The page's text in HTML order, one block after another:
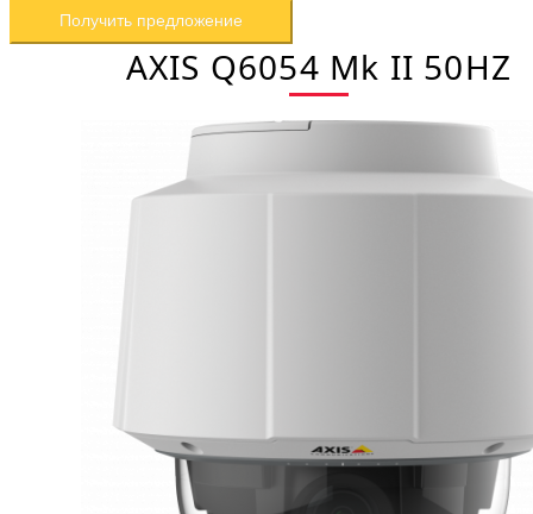
Получить предложение
AXIS Q6054 Mk II 50HZ